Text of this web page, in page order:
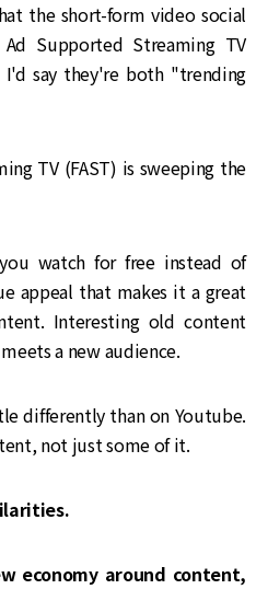
the short-form video social
Supported Streaming TV
I'd say they're both "trending
TV (FAST) is sweeping the
watch for free instead of
appeal that makes it a great
Interesting old content
a new audience.
differently than on Youtube.
not just some of it.
economy around content,